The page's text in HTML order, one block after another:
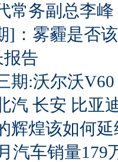
常务副总李峰
]：雾霾是否
告
期:沃尔沃
汽 长安 比亚
辉煌该如何延
汽车销量179